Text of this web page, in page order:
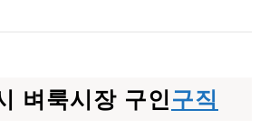
벼룩시장 구인 구직